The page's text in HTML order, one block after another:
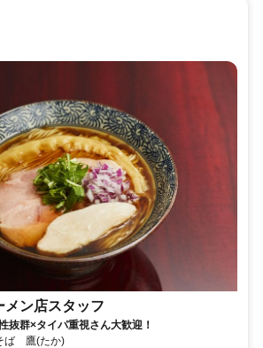
メン店スタッフ
抜群×タイパ重視さん大歓迎！
ば 鷹(たか)